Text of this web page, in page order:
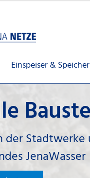
Einspeiser & Speicher